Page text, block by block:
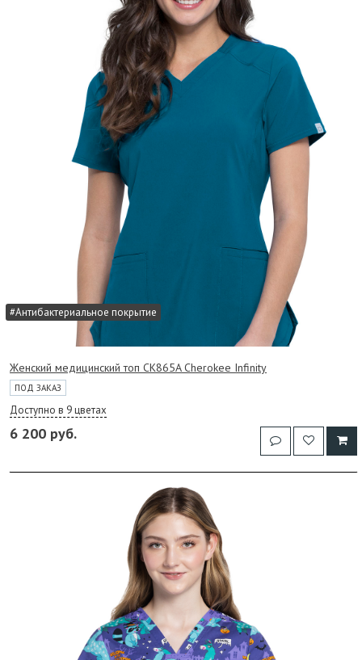
#Антибактериальное покрытие
Женский медицинский топ CK865A Cherokee Infinity
ПОД ЗАКАЗ
Доступно в 9 цветах
6 200 руб.